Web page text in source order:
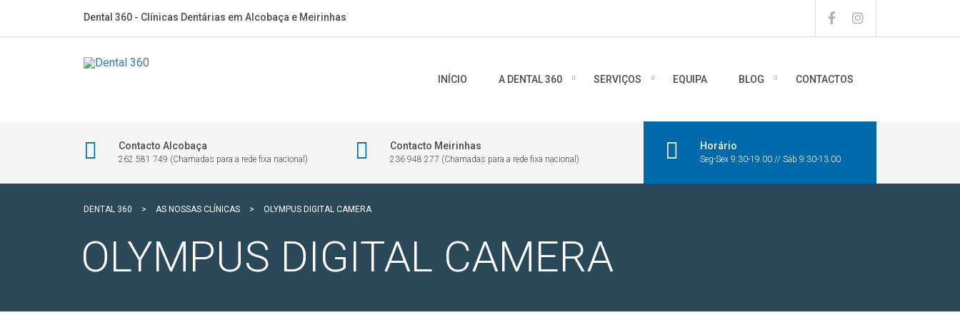
Dental 360 - Clínicas Dentárias em Alcobaça e Meirinhas
INÍCIO A DENTAL 360 SERVIÇOS EQUIPA BLOG CONTACTOS
Contacto Alcobaça
262 581 749 (Chamadas para a rede fixa nacional)
Contacto Meirinhas
236 948 277 (Chamadas para a rede fixa nacional)
Horário
Seg-Sex 9:30-19.00 // Sáb 9:30-13.00
DENTAL 360 > AS NOSSAS CLÍNICAS > OLYMPUS DIGITAL CAMERA
OLYMPUS DIGITAL CAMERA